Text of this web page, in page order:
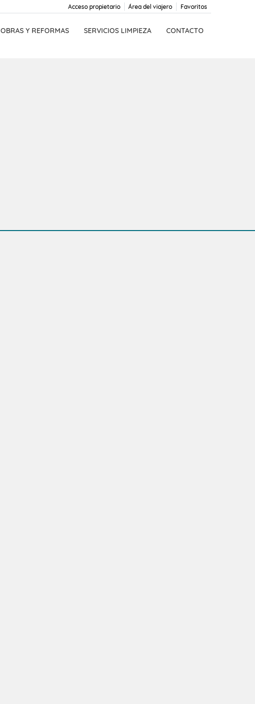
Favoritos
Área del viajero
Acceso propietario
OBRAS Y REFORMAS SERVICIOS LIMPIEZA CONTACTO